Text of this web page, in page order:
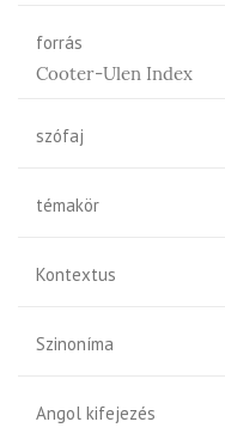
forrás
Cooter-Ulen Index
szófaj
témakör
Kontextus
Szinoníma
Angol kifejezés